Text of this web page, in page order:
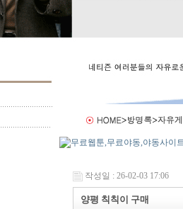
작성일 : 26-02-03 17:06
양평 칙칙이 구매